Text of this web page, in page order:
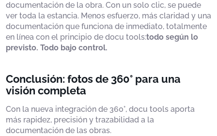
documentación de la obra. Con un solo clic, se puede
ver toda la estancia. Menos esfuerzo, más claridad y una
documentación que funciona de inmediato, totalmente
en línea con el principio de docu tools:todo según lo
previsto. Todo bajo control.
Conclusión: fotos de 360° para una
visión completa
Con la nueva integración de 360°, docu tools aporta
más rapidez, precisión y trazabilidad a la
documentación de las obras.